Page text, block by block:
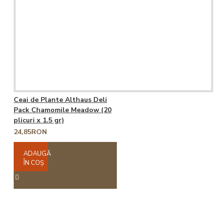
Ceai de Plante Althaus Deli
Pack Chamomile Meadow (20
plicuri x 1.5 gr)
24,85RON
ADAUGĂ
ÎN COŞ